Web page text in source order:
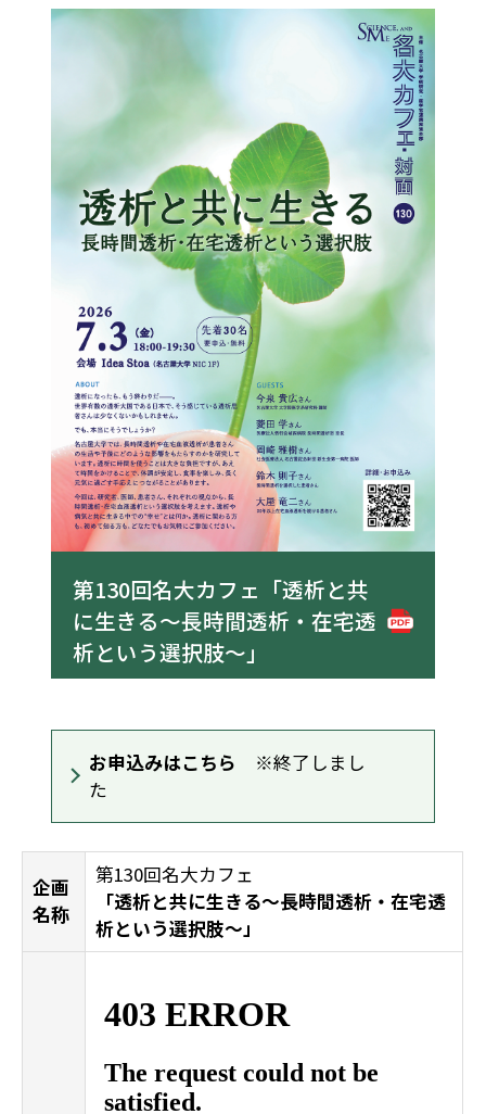
第130回名大カフェ「透析と共
に生きる〜長時間透析・在宅透
析という選択肢〜」
お申込みはこちら ※終了しまし
た
企画
名称
第130回名大カフェ
「透析と共に生きる〜長時間透析・在宅透
析という選択肢〜」